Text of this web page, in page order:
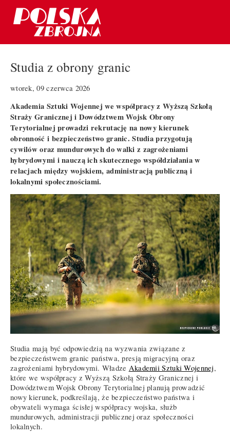
Studia z obrony granic
wtorek, 09 czerwca 2026
Akademia Sztuki Wojennej we współpracy z Wyższą Szkołą
Straży Granicznej i Dowództwem Wojsk Obrony
Terytorialnej prowadzi rekrutację na nowy kierunek
obronność i bezpieczeństwo granic. Studia przygotują
cywilów oraz mundurowych do walki z zagrożeniami
hybrydowymi i nauczą ich skutecznego współdziałania w
relacjach między wojskiem, administracją publiczną i
lokalnymi społecznościami.
Studia mają być odpowiedzią na wyzwania związane z
bezpieczeństwem granic państwa, presją migracyjną oraz
zagrożeniami hybrydowymi. Władze Akademii Sztuki Wojennej,
które we współpracy z Wyższą Szkołą Straży Granicznej i
Dowództwem Wojsk Obrony Terytorialnej planują prowadzić
nowy kierunek, podkreślają, że bezpieczeństwo państwa i
obywateli wymaga ścisłej współpracy wojska, służb
mundurowych, administracji publicznej oraz społeczności
lokalnych.